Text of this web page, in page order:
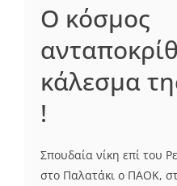
Ο κόσμος
κάλεσμα
!
Σπουδαία νίκη επί του
στο Παλατάκι ο ΠΑΟΚ,